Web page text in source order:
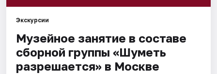
Экскурсии
Музейное занятие в составе
сборной группы «Шуметь
разрешается» в Москве